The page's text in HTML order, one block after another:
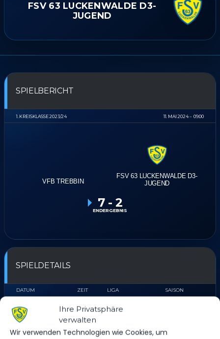
Ihre Privatsphäre
verwalten
Wir verwenden Technologien wie Cookies, um
FSV 63 LUCKENWALDE D3-
JUGEND
SPIELBERICHT
1. KREISKLASSE 2023/24 11. MAI 2024 09:00
VFB TREBBIN
FSV 63 LUCKENWALDE D3-
JUGEND
7 - 2
ENDERGEBNIS
SPIELDETAILS
DATUM ZEIT LIGA SAISON